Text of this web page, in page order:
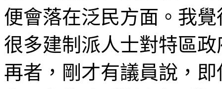
便會落在泛民方面。我
很多建制派人士對特區
再者，剛才有議員說，